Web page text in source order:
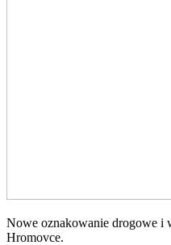
Nowe oznakowanie drogowe i
Hromovce.